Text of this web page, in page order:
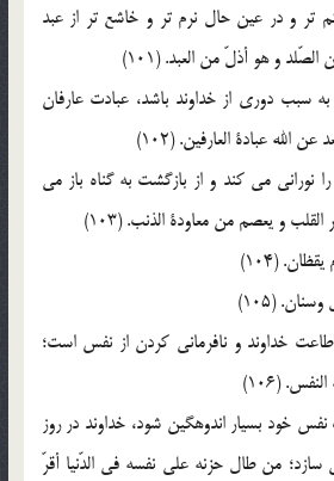
و در عين حال نرم تر و خاشع تر از عبد
و هو أذلّ من العبد. (101)
سبب دوري از خداوند باشد، عبادت عارفان
الله عبادة العارفين. (102)
نوراني مي کند و از بازگشت به گناه باز مي
القلب و يعصم من معاودة الذنب. (103)
(104)
(105)
خداوند و نافرماني کردن از نفس است؛
(106)
خود بسيار اندوهگين شود، خداوند در روز
من طال حزنه علي نفسه في الدّنيا أقرّ